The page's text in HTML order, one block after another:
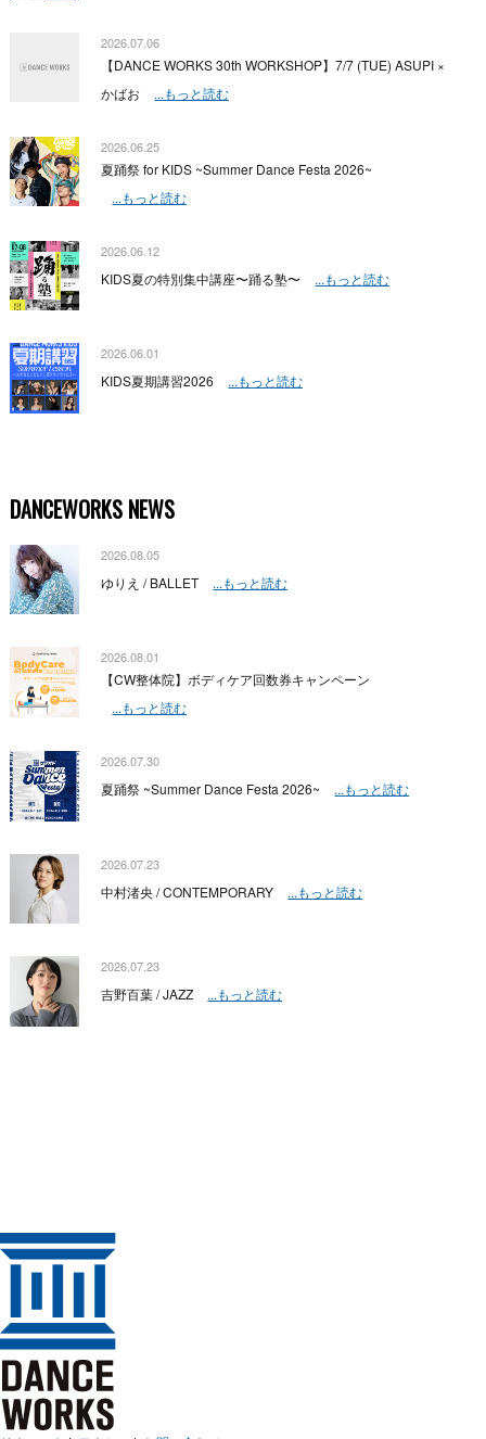
2026.07.06
【DANCE WORKS 30th WORKSHOP】7/7 (TUE) ASUPI ×
かばお
...もっと読む
2026.06.25
夏踊祭 for KIDS ~Summer Dance Festa 2026~
...もっと読む
2026.06.12
KIDS夏の特別集中講座〜踊る塾〜 ...もっと読む
2026.06.01
KIDS夏期講習2026 ...もっと読む
DANCEWORKS NEWS
2026.08.05
ゆりえ / BALLET ...もっと読む
2026.08.01
【CW整体院】ボディケア回数券キャンペーン
...もっと読む
2026.07.30
夏踊祭 ~Summer Dance Festa 2026~ ...もっと読む
2026.07.23
中村渚央 / CONTEMPORARY ...もっと読む
2026.07.23
吉野百葉 / JAZZ ...もっと読む